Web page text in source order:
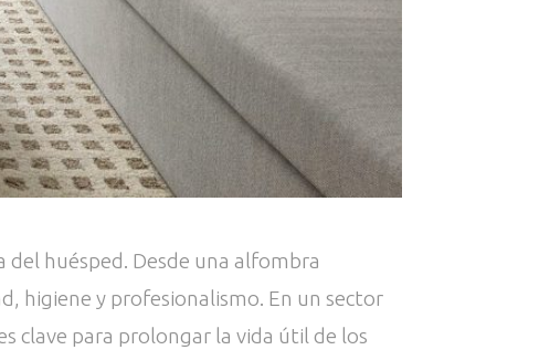
huésped. Desde una alfombra
higiene y profesionalismo. En un sector
clave para prolongar la vida útil de los